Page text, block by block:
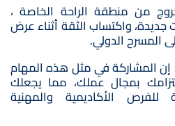
من منطقة الراحة الخاصة ،
جديدة، واكتساب الثقة أثناء عرض
المسرح الدولي.
إن المشاركة في مثل هذه المهام
بمجال عملك، مما يجعلك
للفرص الأكاديمية والمهنية